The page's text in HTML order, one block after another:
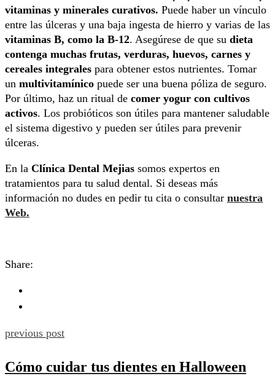
vitaminas y minerales curativos. Puede haber un vínculo
entre las úlceras y una baja ingesta de hierro y varias de las
vitaminas B, como la B-12. Asegúrese de que su dieta
contenga muchas frutas, verduras, huevos, carnes y
cereales integrales para obtener estos nutrientes. Tomar
un multivitamínico puede ser una buena póliza de seguro.
Por último, haz un ritual de comer yogur con cultivos
activos. Los probióticos son útiles para mantener saludable
el sistema digestivo y pueden ser útiles para prevenir
úlceras.
En la Clínica Dental Mejias somos expertos en
tratamientos para tu salud dental. Si deseas más
información no dudes en pedir tu cita o consultar nuestra
Web.
Share:
previous post
Cómo cuidar tus dientes en Halloween